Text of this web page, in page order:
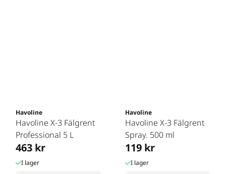
Havoline
Havoline X-3 Fälgrent
Professional 5 L
463 kr
I lager
Havoline
Havoline X-3 Fälgrent
Spray. 500 ml
119 kr
I lager